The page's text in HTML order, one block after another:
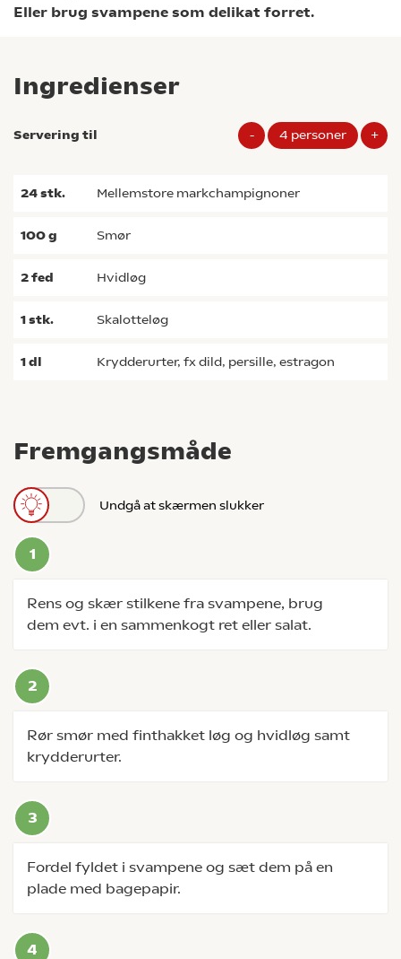
Eller brug svampene som delikat forret.
Fremgangsmåde
Undgå at skærmen slukker
Rens og skær stilkene fra svampene, brug
dem evt. i en sammenkogt ret eller salat.
Rør smør med finthakket løg og hvidløg samt
krydderurter.
Fordel fyldet i svampene og sæt dem på en
plade med bagepapir.
Ingredienser
Servering til - 4 personer +
24stk. mellemstore markchampignoner
100g smør
2fed hvidløg
1stk. skalotteløg
1dl krydderurter, fx dild, persille, estragon